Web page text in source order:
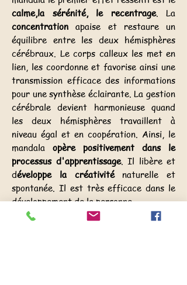
calme,la sérénité, le recentrage. La
concentration apaise et restaure un
équilibre entre les deux hémisphères
cérébraux. Le corps calleux les met en
lien, les coordonne et favorise ainsi une
transmission efficace des informations
pour une synthèse éclairante. La gestion
cérébrale devient harmonieuse quand
les deux hémisphères travaillent à
niveau égal et en coopération. Ainsi, le
mandala opère positivement dans le
processus d'apprentissage. Il libère et
développe la créativiténaturelle et
spontanée. Il est très efficace dans le
développement de la personne.